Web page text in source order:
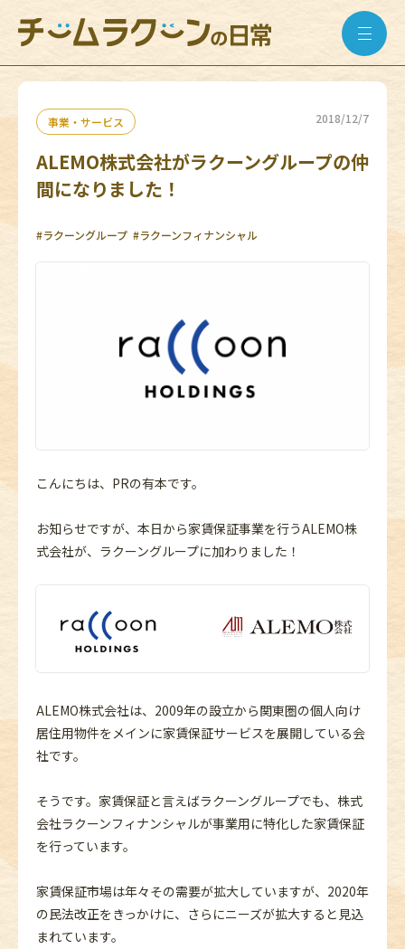
事業・サービス 2018/12/7
ALEMO株式会社がラクーングループの仲
間になりました！
#ラクーングループ #ラクーンフィナンシャル
こんにちは、PRの有本です。
お知らせですが、本日から家賃保証事業を行うALEMO株
式会社が、ラクーングループに加わりました！
ALEMO株式会社は、2009年の設立から関東圏の個人向け
居住用物件をメインに家賃保証サービスを展開している会
社です。
そうです。家賃保証と言えばラクーングループでも、株式
会社ラクーンフィナンシャルが事業用に特化した家賃保証
を行っています。
家賃保証市場は年々その需要が拡大していますが、2020年
の民法改正をきっかけに、さらにニーズが拡大すると見込
まれています。